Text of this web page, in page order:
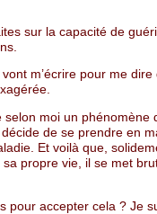
sur la capacité de
m’écrire pour me
selon moi un phénomène
de se prendre en
Et voilà que,
propre vie, il se met
pour accepter cela ? Je